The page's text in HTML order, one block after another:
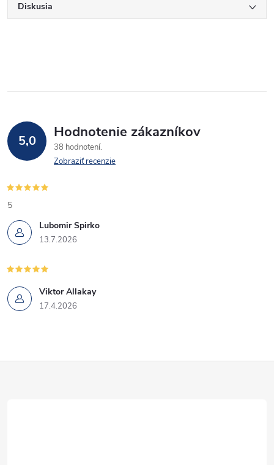
Diskusia
5,0 Hodnotenie zákazníkov
38 hodnotení
Zobraziť recenzie
Lubomir Spirko
13.7.2026
5
Viktor Allakay
17.4.2026